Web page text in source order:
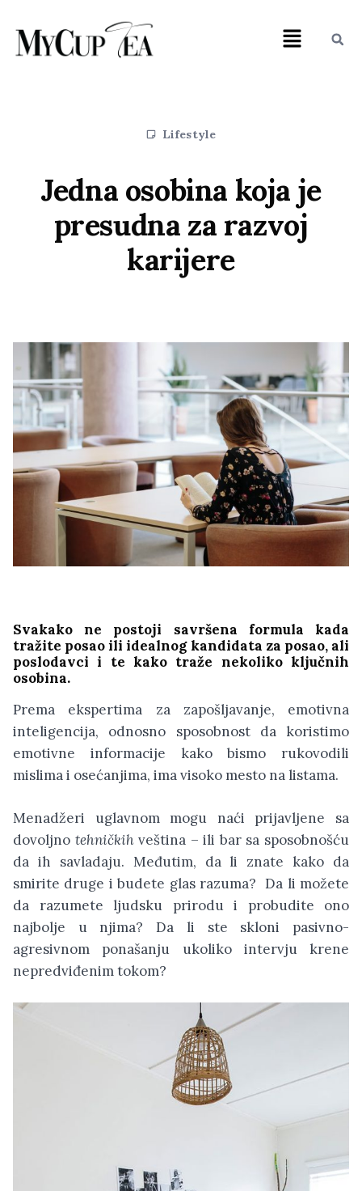
Lifestyle
Jedna osobina koja je
presudna za razvoj
karijere
Svakako ne postoji savršena formula kada
tražite posao ili idealnog kandidata za posao, ali
poslodavci i te kako traže nekoliko ključnih
osobina.
Prema ekspertima za zapošljavanje, emotivna
inteligencija, odnosno sposobnost da koristimo
emotivne informacije kako bismo rukovodili
mislima i osećanjima, ima visoko mesto na listama.
Menadžeri uglavnom mogu naći prijavljene sa
dovoljno tehničkihveština – ili bar sa sposobnošću
da ih savladaju. Međutim, da li znate kako da
smirite druge i budete glas razuma? Da li možete
da razumete ljudsku prirodu i probudite ono
najbolje u njima? Da li ste skloni pasivno-
agresivnom ponašanju ukoliko intervju krene
nepredviđenim tokom?